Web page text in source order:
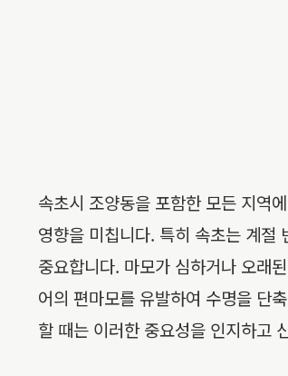
속초시 조양동을 포함한 모든 지역
영향을 미칩니다. 특히 속초는 계절
중요합니다. 마모가 심하거나 오래
어의 편마모를 유발하여 수명을 단
할 때는 이러한 중요성을 인지하고